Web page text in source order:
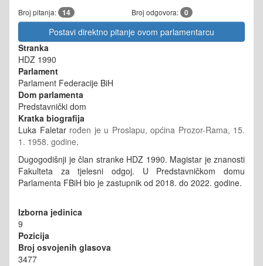
Broj pitanja: 14 Broj odgovora: 0
Postavi direktno pitanje ovom parlamentarcu
Stranka
HDZ 1990
Parlament
Parlament Federacije BiH
Dom parlamenta
Predstavnički dom
Kratka biografija
Luka Faletar rođen je u Proslapu, općina Prozor-Rama, 15.
1. 1958. godine.
Dugogodišnji je član stranke HDZ 1990. Magistar je znanosti
Fakulteta za tjelesni odgoj. U Predstavničkom domu
Parlamenta FBiH bio je zastupnik od 2018. do 2022. godine.
Izborna jedinica
9
Pozicija
Broj osvojenih glasova
3477